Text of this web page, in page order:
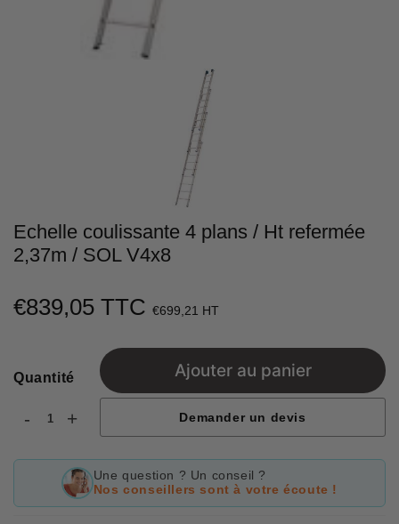
Echelle coulissante 4 plans / Ht refermée
2,37m / SOL V4x8
€839,05 TTC €699,21 HT
Quantité
- +
Ajouter au panier
Demander un devis
Une question ? Un conseil ?
Nos conseillers sont à votre écoute !